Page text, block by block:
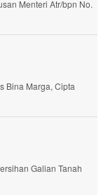
Menteri Atr/bpn No.
Bina Marga, Cipta
Galian Tanah